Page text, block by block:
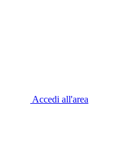
Accedi all'area